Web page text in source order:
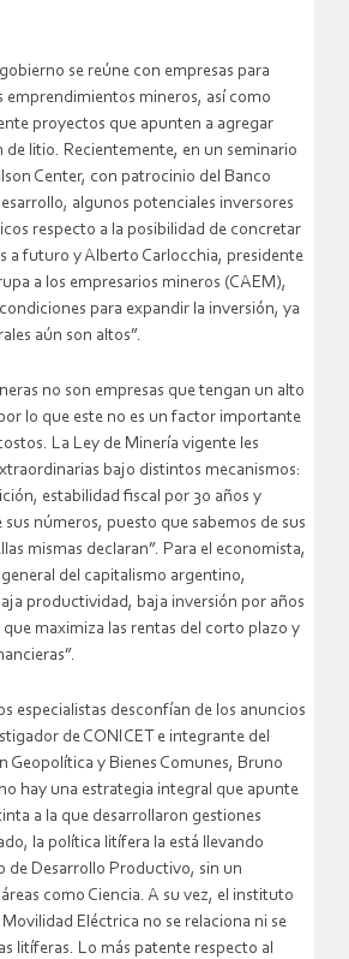
se reúne con empresas para
emprendimientos mineros, así como
proyectos que apunten a agregar
de litio. Recientemente, en un seminario
Center, con patrocinio del Banco
algunos potenciales inversores
respecto a la posibilidad de concretar
a futuro y Alberto Carlocchia, presidente
a los empresarios mineros (CAEM),
para expandir la inversión, ya
aún son altos”.
no son empresas que tengan un alto
lo que este no es un factor importante
La Ley de Minería vigente les
bajo distintos mecanismos:
estabilidad fiscal por 30 años y
números, puesto que sabemos de sus
mismas declaran”. Para el economista,
del capitalismo argentino,
productividad, baja inversión por años
maximiza las rentas del corto plazo y
especialistas desconfían de los anuncios
de CONICET e integrante del
Geopolítica y Bienes Comunes, Bruno
hay una estrategia integral que apunte
a la que desarrollaron gestiones
la política litífera la está llevando
de Desarrollo Productivo, sin un
como Ciencia. A su vez, el instituto
Eléctrica no se relaciona ni se
litíferas. Lo más patente respecto al